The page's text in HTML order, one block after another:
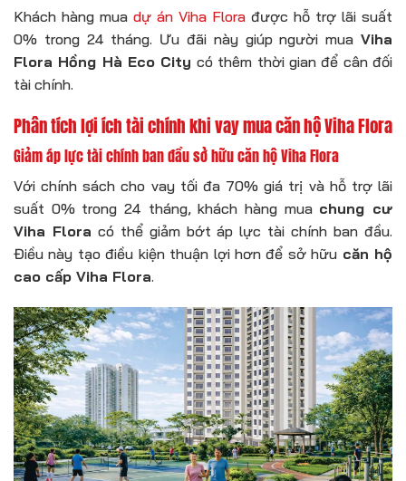
Khách hàng mua dự án Viha Flora được hỗ trợ lãi suất
0% trong 24 tháng. Ưu đãi này giúp người mua Viha
Flora Hồng Hà Eco City có thêm thời gian để cân đối
tài chính.
Phân tích lợi ích tài chính khi vay mua căn hộ Viha Flora
Giảm áp lực tài chính ban đầu sở hữu căn hộ Viha Flora
Với chính sách cho vay tối đa 70% giá trị và hỗ trợ lãi
suất 0% trong 24 tháng, khách hàng mua chung cư
Viha Flora có thể giảm bớt áp lực tài chính ban đầu.
Điều này tạo điều kiện thuận lợi hơn để sở hữu căn hộ
cao cấp Viha Flora.